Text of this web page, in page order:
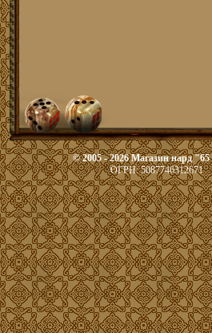
© 2005 - 2026 Магазин нард
ОГРН: 5087746312671